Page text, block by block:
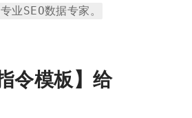
业SEO数据专家。
令模板】给